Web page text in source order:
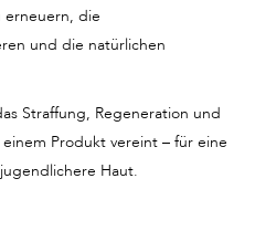
erneuern, die
und die natürlichen
Straffung, Regeneration und
Produkt vereint – für eine
Haut.